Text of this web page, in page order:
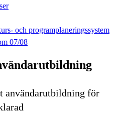
och programplaneringssystem
07/08
användarutbildning för